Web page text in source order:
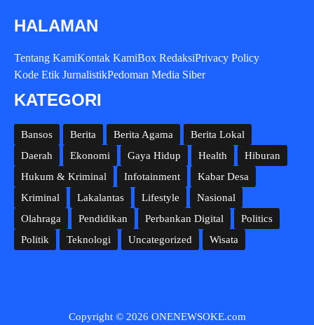
HALAMAN
Tentang KamiKontak KamiBox RedaksiPrivacy Policy
Kode Etik JurnalistikPedoman Media Siber
KATEGORI
Bansos Berita Berita Agama
Berita Lokal
Daerah
Ekonomi Gaya Hidup Health
Hiburan
Hukum & Kriminal
Infotainment
Kabar Desa
Kriminal
Lakalantas Lifestyle
Nasional
Olahraga
Pendidikan Perbankan Digital
Politics
Politik
Teknologi Uncategorized Wisata
Copyright © 2026 ONENEWSOKE.com